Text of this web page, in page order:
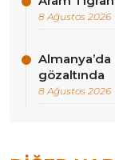
8 Ağustos 2026
gözaltında
8 Ağustos 2026